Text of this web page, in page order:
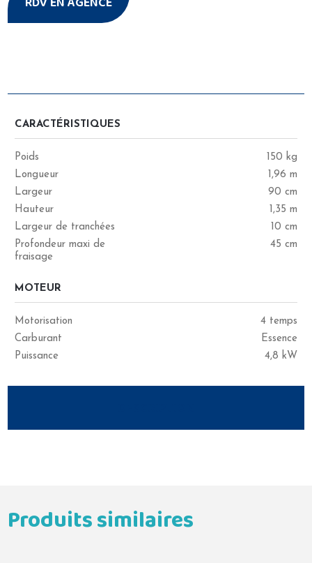
CARACTÉRISTIQUES
Poids
150 kg
Longueur
1,96 m
Largeur
90 cm
Hauteur
1,35 m
Largeur de tranchées
10 cm
Profondeur maxi de
fraisage
45 cm
MOTEUR
Motorisation
4 temps
Carburant
Essence
Puissance
4,8 kW
Produits similaires